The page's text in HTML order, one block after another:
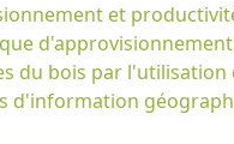
et
du bois par l'utilisation
d'information